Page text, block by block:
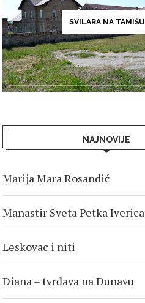
SVILARA NA TAMIŠU
NAJNOVIJE
Marija Mara Rosandić
Manastir Sveta Petka Iverica
Leskovac i niti
Diana – tvrđava na Dunavu